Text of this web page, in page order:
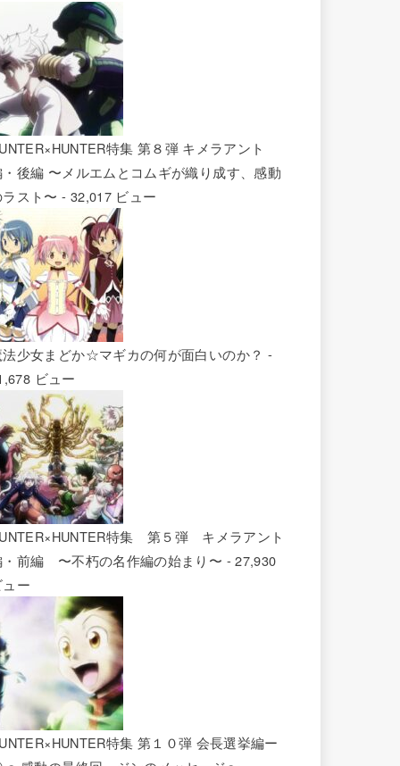
特集 第８弾 キメラアント
後編 〜メルエムとコムギが織り成す、感動
スト〜 - 32,017 ビュー
少女まどか☆マギカの何が面白いのか？ -
ビュー
特集 第５弾 キメラアント
・前編 〜不朽の名作編の始まり〜 - 27,930
ー
特集 第１０弾 会長選挙編ー